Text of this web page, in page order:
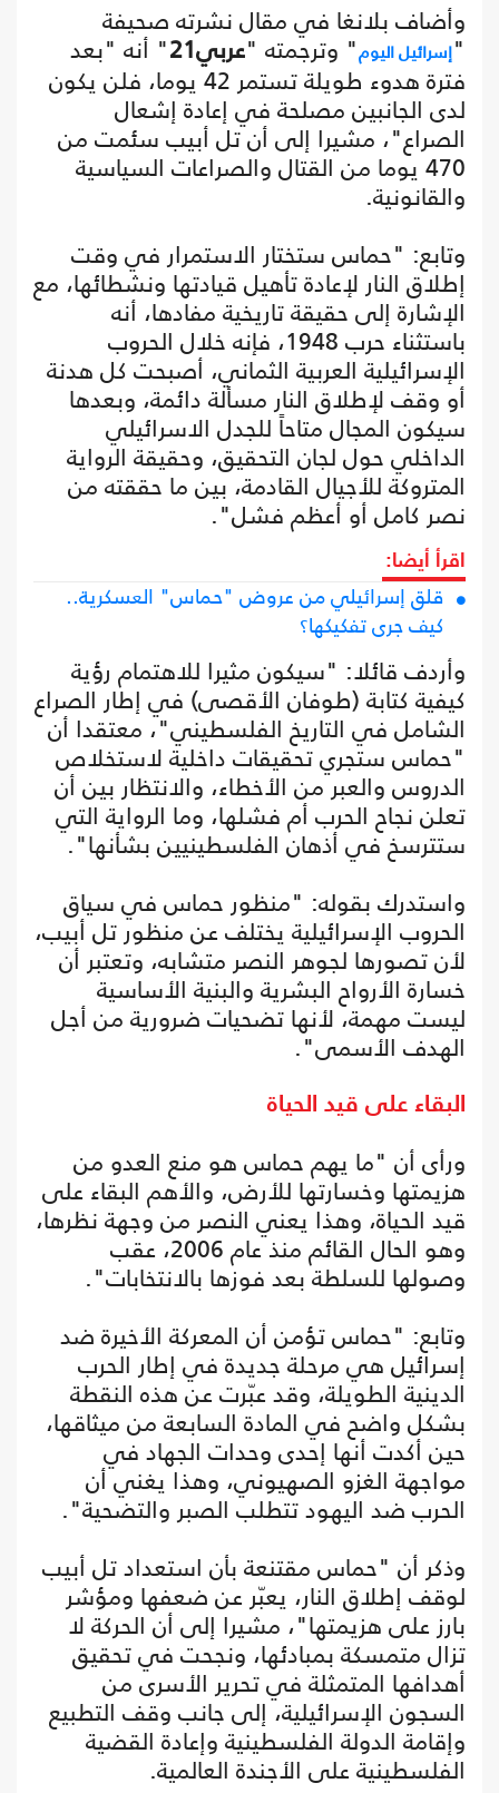
وأضاف بلانغا في مقال نشرته صحيفة
"إسرائيل اليوم" وترجمته "عربي21
" أنه "بعد
فترة هدوء طويلة تستمر 42 يوما، فلن يكون
لدى الجانبين مصلحة في إعادة إشعال
الصراع"، مشيرا إلى أن تل أبيب سئمت من
470 يوما من القتال والصراعات السياسية
والقانونية.
وتابع: "حماس ستختار الاستمرار في وقت
إطلاق النار لإعادة تأهيل قيادتها ونشطائها، مع
الإشارة إلى حقيقة تاريخية مفادها، أنه
باستثناء حرب 1948، فإنه خلال الحروب
الإسرائيلية العربية الثماني، أصبحت كل هدنة
أو وقف لإطلاق النار مسألة دائمة، وبعدها
سيكون المجال متاحاً للجدل الاسرائيلي
الداخلي حول لجان التحقيق، وحقيقة الرواية
المتروكة للأجيال القادمة، بين ما حققته من
نصر كامل أو أعظم فشل".
اقرأ أيضا:
قلق إسرائيلي من عروض "حماس" العسكرية..
كيف جرى تفكيكها؟
وأردف قائلا: "سيكون مثيرا للاهتمام رؤية
كيفية كتابة (طوفان الأقصى) في إطار الصراع
الشامل في التاريخ الفلسطيني"، معتقدا أن
"حماس ستجري تحقيقات داخلية لاستخلاص
الدروس والعبر من الأخطاء، والانتظار بين أن
تعلن نجاح الحرب أم فشلها، وما الرواية التي
ستترسخ في أذهان الفلسطينيين بشأنها".
واستدرك بقوله: "منظور حماس في سياق
الحروب الإسرائيلية يختلف عن منظور تل أبيب،
لأن تصورها لجوهر النصر متشابه، وتعتبر أن
خسارة الأرواح البشرية والبنية الأساسية
ليست مهمة، لأنها تضحيات ضرورية من أجل
الهدف الأسمى".
البقاء على قيد الحياة
ورأى أن "ما يهم حماس هو منع العدو من
هزيمتها وخسارتها للأرض، والأهم البقاء على
قيد الحياة، وهذا يعني النصر من وجهة نظرها،
وهو الحال القائم منذ عام 2006، عقب
وصولها للسلطة بعد فوزها بالانتخابات".
وتابع: "حماس تؤمن أن المعركة الأخيرة ضد
إسرائيل هي مرحلة جديدة في إطار الحرب
الدينية الطويلة، وقد عبّرت عن هذه النقطة
بشكل واضح في المادة السابعة من ميثاقها،
حين أكدت أنها إحدى وحدات الجهاد في
مواجهة الغزو الصهيوني، وهذا يغني أن
الحرب ضد اليهود تتطلب الصبر والتضحية".
وذكر أن "حماس مقتنعة بأن استعداد تل أبيب
لوقف إطلاق النار، يعبّر عن ضعفها ومؤشر
بارز على هزيمتها"، مشيرا إلى أن الحركة لا
تزال متمسكة بمبادئها، ونجحت في تحقيق
أهدافها المتمثلة في تحرير الأسرى من
السجون الإسرائيلية، إلى جانب وقف التطبيع
وإقامة الدولة الفلسطينية وإعادة القضية
الفلسطينية على الأجندة العالمية.